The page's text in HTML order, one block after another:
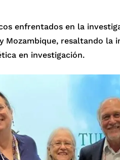
enfrentados en la
Mozambique, resaltando
en investigación.